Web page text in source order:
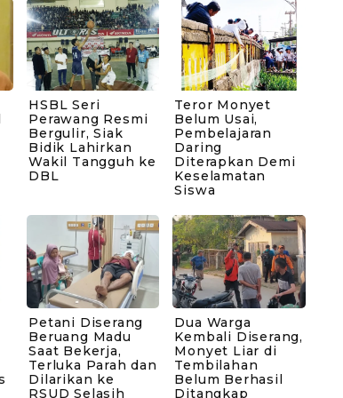
HSBL Seri
Perawang Resmi
Bergulir, Siak
Bidik Lahirkan
Wakil Tangguh ke
DBL
Teror Monyet
Belum Usai,
Pembelajaran
Daring
Diterapkan Demi
Keselamatan
Siswa
Petani Diserang
Beruang Madu
Saat Bekerja,
Terluka Parah dan
Dilarikan ke
RSUD Selasih
Dua Warga
Kembali Diserang,
Monyet Liar di
Tembilahan
Belum Berhasil
Ditangkap